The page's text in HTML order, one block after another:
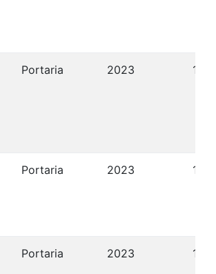
Portaria 2023 14/
Portaria 2023 17/
Portaria 2023 13/